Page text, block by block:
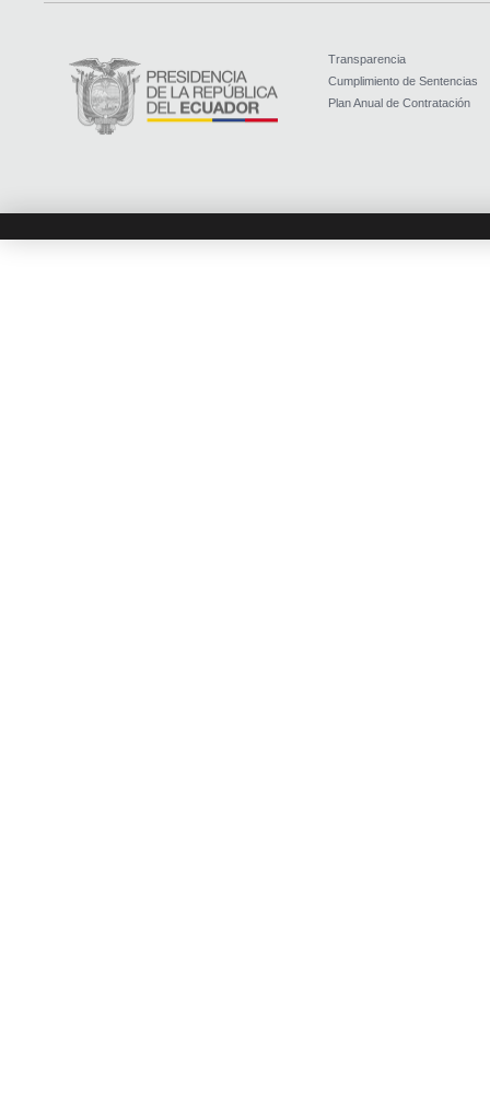
Transparencia
Cumplimiento de Sentencias
Plan Anual de Contratación